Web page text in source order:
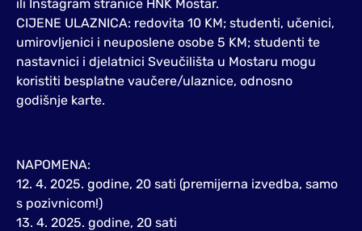
ili Instagram stranice HNK Mostar.
CIJENE ULAZNICA: redovita 10 KM; studenti, učenici,
umirovljenici i neuposlene osobe 5 KM; studenti te
nastavnici i djelatnici Sveučilišta u Mostaru mogu
koristiti besplatne vaučere/ulaznice, odnosno
godišnje karte.
NAPOMENA:
12. 4. 2025. godine, 20 sati (premijerna izvedba, samo
s pozivnicom!)
13. 4. 2025. godine, 20 sati